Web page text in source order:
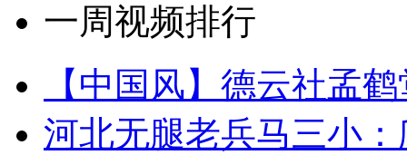
一周视频排行
【中国风】德云社孟
河北无腿老兵马三小